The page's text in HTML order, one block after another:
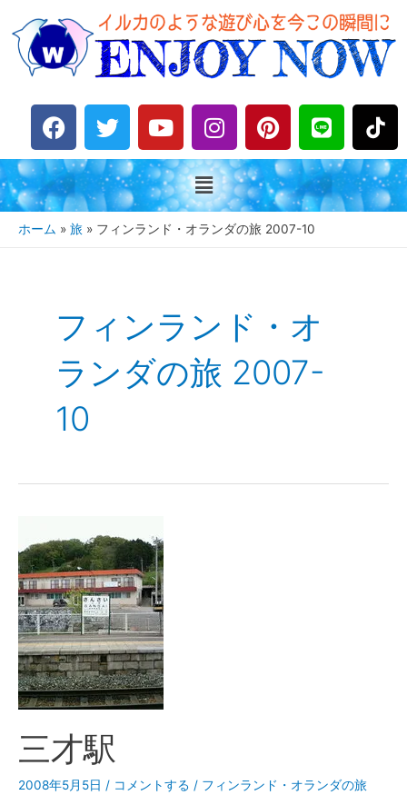
F
a
c
e
b
o
T
w
i
t
t
e
Y
o
u
t
u
b
I
n
s
t
a
g
P
i
n
t
e
r
L
i
n
e
ホーム 旅 フィンランド・オランダの旅 2007-10
フィンランド・オ
ランダの旅 2007-
10
三才駅
2008年5月5日 / コメントする / フィンランド・オランダの旅